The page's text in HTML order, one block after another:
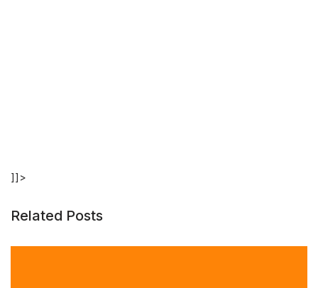
]]>
Related Posts